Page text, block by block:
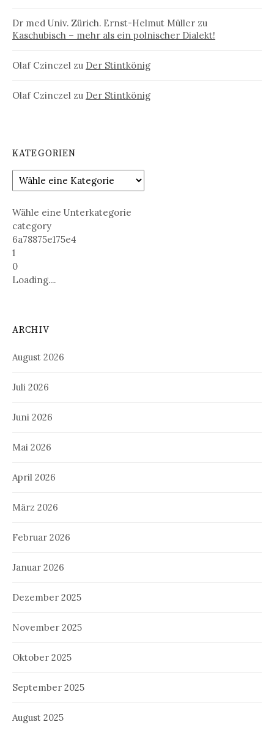
Dr med Univ. Zürich. Ernst-Helmut Müller zu
Kaschubisch – mehr als ein polnischer Dialekt!
Olaf Czinczel zu Der Stintkönig
Olaf Czinczel zu Der Stintkönig
KATEGORIEN
Wähle eine Unterkategorie
category
6a78875e175e4
1
0
Loading....
ARCHIV
August 2026
Juli 2026
Juni 2026
Mai 2026
April 2026
März 2026
Februar 2026
Januar 2026
Dezember 2025
November 2025
Oktober 2025
September 2025
August 2025